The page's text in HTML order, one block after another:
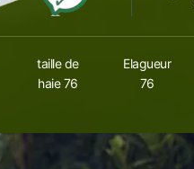
taille de
haie 76
Elagueur
76